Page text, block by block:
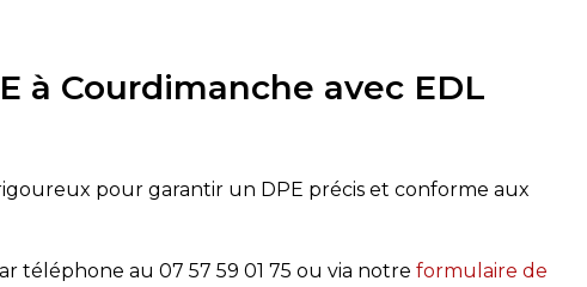
à Courdimanche avec EDL
pour garantir un DPE précis et conforme aux
téléphone au07 57 59 01 75 ou via notreformulaire de